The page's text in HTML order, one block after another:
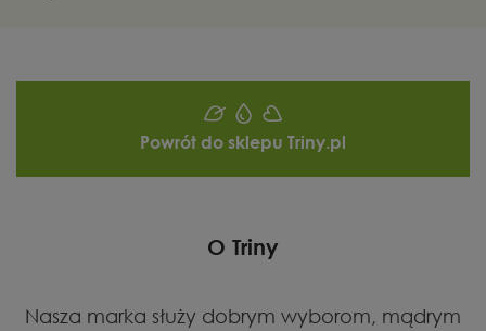
Powrót do sklepu Triny.pl
O Triny
Nasza marka służy dobrym wyborom, mądrym